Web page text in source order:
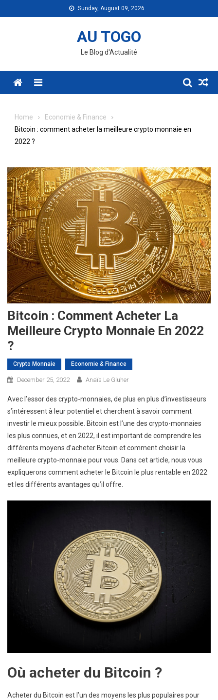
to
Sunday, August 09, 2026
AU TOGO
Le Blog d'Actualité
Menu
Home
Economie & Finance
Bitcoin : comment acheter la meilleure crypto monnaie en
2022 ?
Bitcoin : Comment Acheter La
Meilleure Crypto Monnaie En 2022
?
Crypto Monnaie Economie & Finance
December 25, 2022 Anaïs Le Gluher
Avec l’essor des crypto-monnaies, de plus en plus d’investisseurs
s’intéressent à leur potentiel et cherchent à savoir comment
investir le mieux possible. Bitcoin est l’une des crypto-monnaies
les plus connues, et en 2022, il est important de comprendre les
différents moyens d’acheter Bitcoin et comment choisir la
meilleure crypto-monnaie pour vous. Dans cet article, nous vous
expliquerons comment acheter le Bitcoin le plus rentable en 2022
et les différents avantages qu’il offre.
Où acheter du Bitcoin ?
Acheter du Bitcoin est l’un des moyens les plus populaires pour